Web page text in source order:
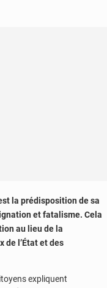
la prédisposition de sa
et fatalisme. Cela
au lieu de la
de l’État et des
expliquent